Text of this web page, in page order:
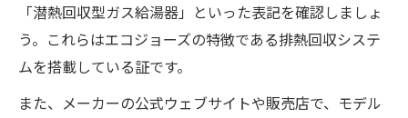
「潜熱回収型ガス給湯器」といった表記を確認しましょ
う。これらはエコジョーズの特徴である排熱回収システ
ムを搭載している証です。
また、メーカーの公式ウェブサイトや販売店で、モデル